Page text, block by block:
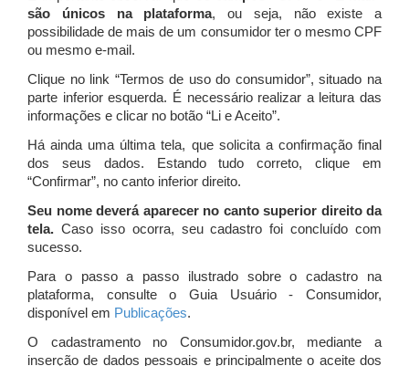
são únicos na plataforma, ou seja, não existe a
possibilidade de mais de um consumidor ter o mesmo CPF
ou mesmo e-mail.
Clique no link “Termos de uso do consumidor”, situado na
parte inferior esquerda. É necessário realizar a leitura das
informações e clicar no botão “Li e Aceito”.
Há ainda uma última tela, que solicita a confirmação final
dos seus dados. Estando tudo correto, clique em
“Confirmar”, no canto inferior direito.
Seu nome deverá aparecer no canto superior direito da
tela. Caso isso ocorra, seu cadastro foi concluído com
sucesso.
Para o passo a passo ilustrado sobre o cadastro na
plataforma, consulte o Guia Usuário - Consumidor,
disponível em Publicações.
O cadastramento no Consumidor.gov.br, mediante a
inserção de dados pessoais e principalmente o aceite dos